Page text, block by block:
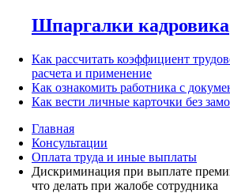
Шпаргалки кадровика
Как рассчитать коэффициент
расчета и применение
Как ознакомить работника с
Как вести личные карточки без
Главная
Консультации
Оплата труда и иные выплаты
Дискриминация при выплате
что делать при жалобе сотрудника